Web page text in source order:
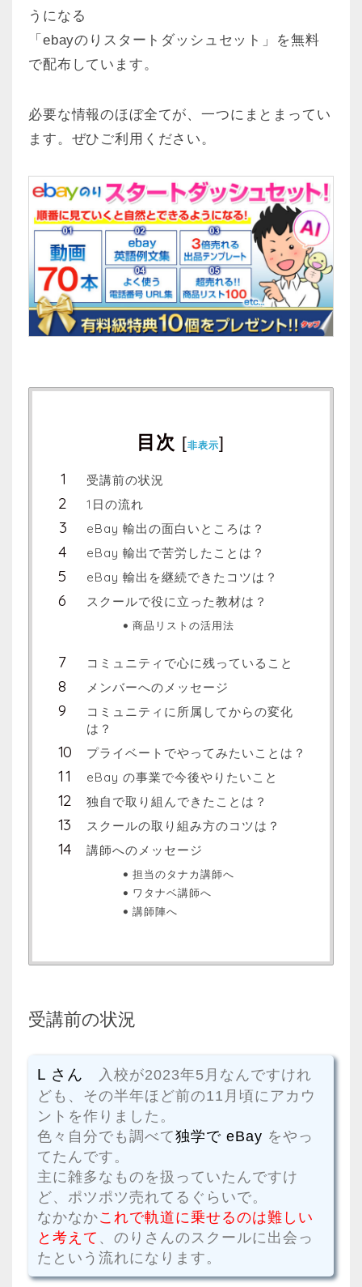
うになる
「ebayのりスタートダッシュセット」を無料
で配布しています。
必要な情報のほぼ全てが、一つにまとまってい
ます。ぜひご利用ください。
目次 [非表示]
受講前の状況
1日の流れ
eBay 輸出の面白いところは？
eBay 輸出で苦労したことは？
eBay 輸出を継続できたコツは？
スクールで役に立った教材は？
商品リストの活用法
コミュニティで心に残っていること
メンバーへのメッセージ
コミュニティに所属してからの変化
は？
プライベートでやってみたいことは？
eBay の事業で今後やりたいこと
独自で取り組んできたことは？
スクールの取り組み方のコツは？
講師へのメッセージ
担当のタナカ講師へ
ワタナベ講師へ
講師陣へ
受講前の状況
L さん 入校が2023年5月なんですけれ
ども、その半年ほど前の11月頃にアカウ
ントを作りました。
色々自分でも調べて独学で eBay をやっ
てたんです。
主に雑多なものを扱っていたんですけ
ど、ポツポツ売れてるぐらいで。
なかなかこれで軌道に乗せるのは難しい
と考えて 、のりさんのスクールに出会っ
たという流れになります。